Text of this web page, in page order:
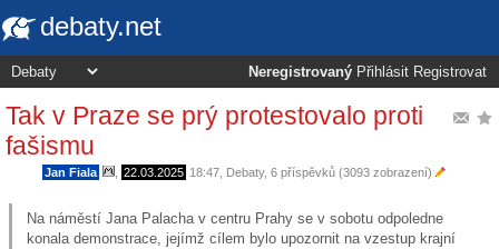
debaty.net
Neregistrovaný Přihlásit Registrovat
Tak v Praze se prý protestovalo proti
fašismu
Jan Fiala 22.03.2025 18:47 Debaty, 6 příspěvků (3093 zobrazení)
Na náměstí Jana Palacha v centru Prahy se v sobotu odpoledne
konala demonstrace, jejímž cílem bylo upozornit na vzestup krajní